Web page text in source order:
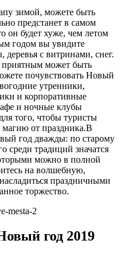
зимой, можете быть
предстанет в самом
он будет хуже, чем летом
годом вы увидите
с витринами, снег.
приятным может быть
почувствовать Новый
утренники,
и корпоративные
и ночные клубы
того, чтобы туристы
магию от праздника.В
год дважды: по старому
среди традиций значатся
можно в полной
на волшебную,
праздничными
торжество.
год 2019